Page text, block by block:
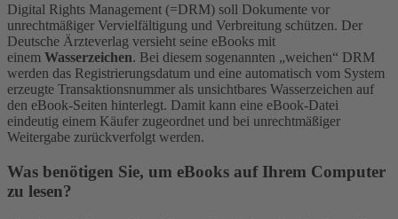
Digital Rights Management (=DRM) soll Dokumente vor
unrechtmäßiger Vervielfältigung und Verbreitung schützen. Der
Deutsche Ärzteverlag versieht seine eBooks mit
einem Wasserzeichen. Bei diesem sogenannten „weichen“ DRM
werden das Registrierungsdatum und eine automatisch vom System
erzeugte Transaktionsnummer als unsichtbares Wasserzeichen auf
den eBook-Seiten hinterlegt. Damit kann eine eBook-Datei
eindeutig einem Käufer zugeordnet und bei unrechtmäßiger
Weitergabe zurückverfolgt werden.
Was benötigen Sie, um eBooks auf Ihrem Computer
zu lesen?